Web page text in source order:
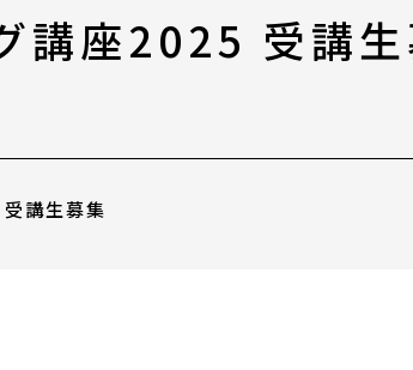
アワード・コン
講座2025 受講
講生募集